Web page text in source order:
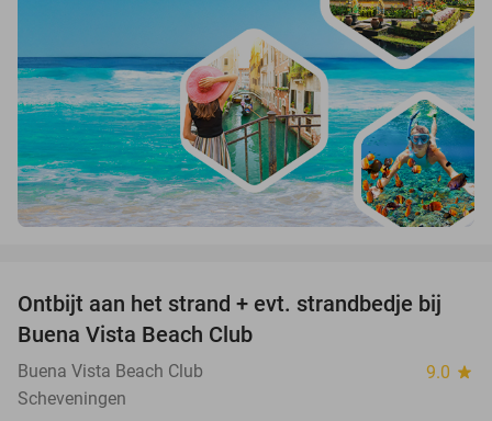
54%
Ontbijt aan het strand + evt. strandbedje bij
Buena Vista Beach Club
Buena Vista Beach Club 9.0 star
Scheveningen